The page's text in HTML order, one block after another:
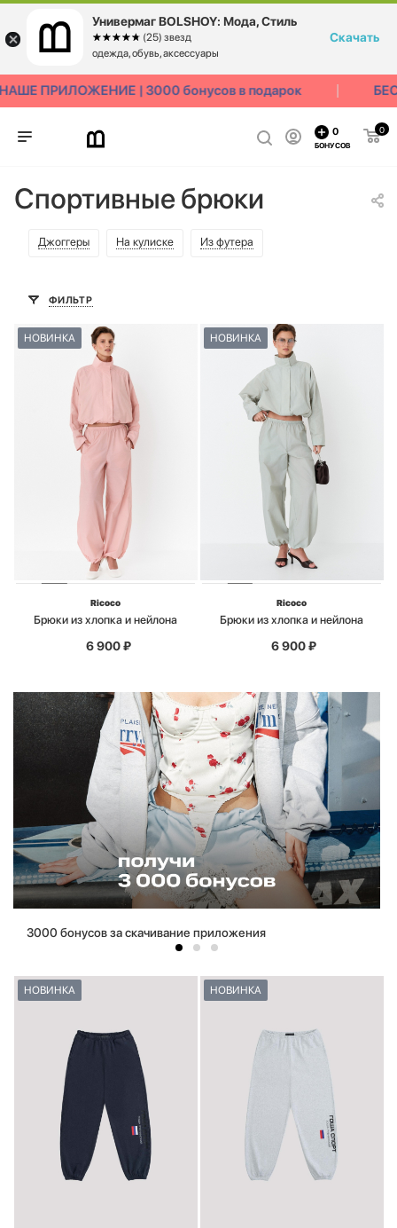
ПРИЛОЖЕНИЕ | 3000 бонусов в подарок
0
0
БОНУСОВ
Спортивные брюки
Джоггеры На кулиске Из футера
ФИЛЬТР
НОВИНКА
Ricoco
Брюки из хлопка и нейлона
6 900₽
НОВИНКА
Ricoco
Брюки из хлопка и нейлона
6 900₽
3000 бонусов за скачивание приложения
НОВИНКА НОВИНКА
Универмаг BOLSHOY: Мода, Стиль
☆☆☆☆☆
★★★★★ (25) звезд
одежда, обувь, аксессуары
Скачать